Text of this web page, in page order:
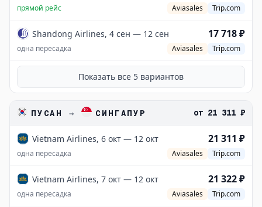
прямой рейс Aviasales Trip.com
Shandong Airlines, 4 сен — 12 сен 17 718 ₽
одна пересадка Aviasales Trip.com
Показать все 5 вариантов
ПУСАН → СИНГАПУР от 21 311 ₽
Vietnam Airlines, 6 окт — 12 окт 21 311 ₽
одна пересадка Aviasales Trip.com
Vietnam Airlines, 7 окт — 12 окт 21 322 ₽
одна пересадка Aviasales Trip.com